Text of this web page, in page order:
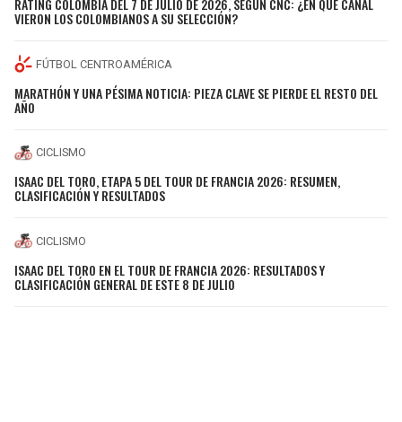
RATING COLOMBIA DEL 7 DE JULIO DE 2026, SEGÚN CNC: ¿EN QUÉ CANAL
VIERON LOS COLOMBIANOS A SU SELECCIÓN?
FÚTBOL CENTROAMÉRICA
MARATHÓN Y UNA PÉSIMA NOTICIA: PIEZA CLAVE SE PIERDE EL RESTO DEL
AÑO
CICLISMO
ISAAC DEL TORO, ETAPA 5 DEL TOUR DE FRANCIA 2026: RESUMEN,
CLASIFICACIÓN Y RESULTADOS
CICLISMO
ISAAC DEL TORO EN EL TOUR DE FRANCIA 2026: RESULTADOS Y
CLASIFICACIÓN GENERAL DE ESTE 8 DE JULIO